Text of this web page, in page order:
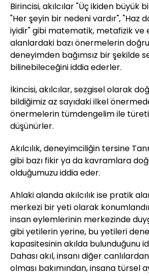
Birincisi, akılcılar "Üç ikiden büyük
"Her şeyin bir nedeni vardır", "Haz
iyidir" gibi matematik, metafizik ve
alanlardaki bazı önermelerin
deneyimden bağımsız bir şekilde
bilinebileceğini iddia ederler.
İkincisi, akılcılar, sezgisel olarak
bildiğimiz az sayıdaki ilkel
önermelerin tümdengelim ile
düşünürler.
Akılcılık, deneyimciliğin tersine
gibi bazı fikir ya da kavramlara
olduğumuzu iddia eder.
Ahlaki alanda akılcılık ise pratik
merkezi bir yeti olarak
insan eylemlerinin merkezinde
gibi yetilerin yerine, bu yetileri
kapasitesinin akılda bulunduğunu
Dahası akıl, insanı diğer
olması bakımından, insana türsel